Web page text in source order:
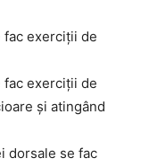
fac exerciții de
fac exerciții de
și atingând
dorsale se fac